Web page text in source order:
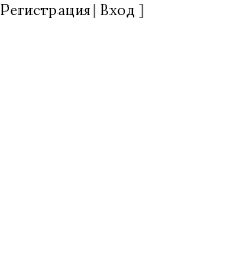
Регистрация| Вход ]